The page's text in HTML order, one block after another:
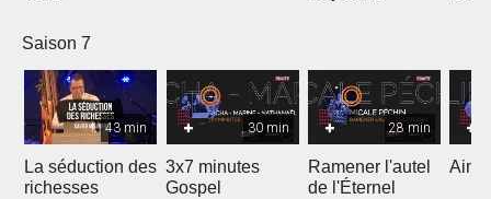
Saison 7
43 min
La séduction des
richesses
30 min
3x7 minutes
Gospel
28 min
Ramener l'autel
de l'Éternel